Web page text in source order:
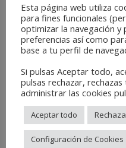
Composición:
Espuma de poliuretano
1.B13C
2.B19C
Related
Esta página web utiliza
para fines funcionales
optimizar la navegación y
preferencias así como
base a tu perfil de
Si pulsas Aceptar todo,
pulsas rechazar,
administrar las cookies
Aceptar todo
Configuración de Cookies